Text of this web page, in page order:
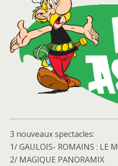
3 nouveaux spectacles:
1/ GAULOIS- ROMAINS : LE
2/ MAGIQUE PANORAMIX